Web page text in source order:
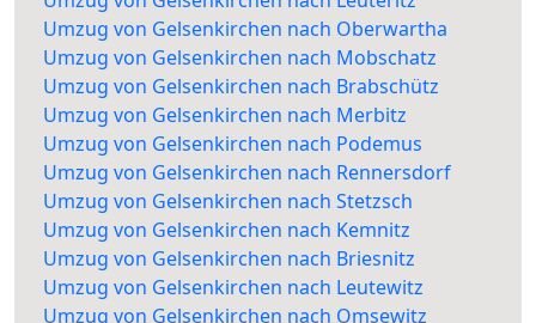
Umzug von Gelsenkirchen nach Oberwartha
Umzug von Gelsenkirchen nach Mobschatz
Umzug von Gelsenkirchen nach Brabschütz
Umzug von Gelsenkirchen nach Merbitz
Umzug von Gelsenkirchen nach Podemus
Umzug von Gelsenkirchen nach Rennersdorf
Umzug von Gelsenkirchen nach Stetzsch
Umzug von Gelsenkirchen nach Kemnitz
Umzug von Gelsenkirchen nach Briesnitz
Umzug von Gelsenkirchen nach Leutewitz
Umzug von Gelsenkirchen nach Omsewitz